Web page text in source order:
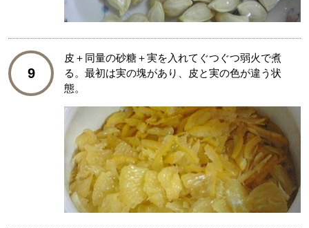
9
皮＋同量の砂糖＋実を入れてぐつぐつ弱火で煮
る。最初は実の塊があり、皮と実の色が違う状
態。